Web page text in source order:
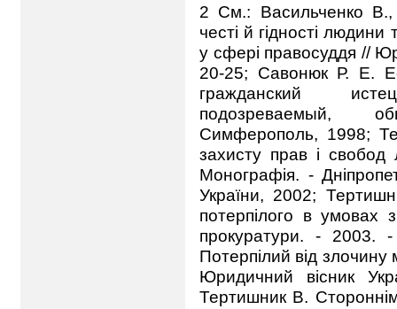
2 См.: Васильченко
честі й гідності
у сфері правосуддя //
20-25; Савонюк Р. Е.
гражданский
подозреваемый,
Симферополь, 1998;
захисту прав і свобод
Монографія. -
України, 2002;
потерпілого в умовах
прокуратури. -
Потерпілий від злочину
Юридичний вісник
Тертишник В.